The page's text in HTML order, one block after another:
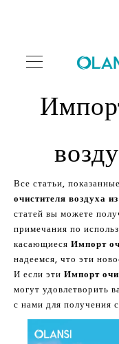
очистителя воздуха из
статей вы можете
примечания по
касающиесяИмпорт
надеемся, что эти
И если этиИмпорт
могут удовлетворить
с нами для получения